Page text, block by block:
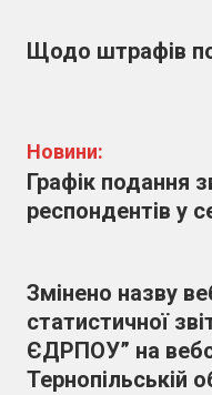
Щодо штрафів
Новини:
Графік подання
респондентів у
Змінено назву
статистичної
ЄДРПОУ” на
Тернопільській